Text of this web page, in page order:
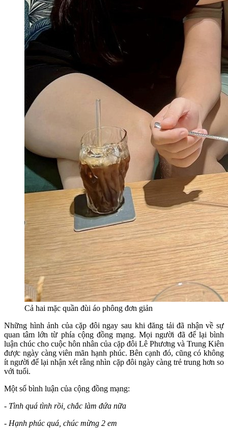
Cả hai mặc quần đùi áo phông đơn giản
Những hình ảnh của cặp đôi ngay sau khi đăng tải đã nhận về sự
quan tâm lớn từ phía cộng đồng mạng. Mọi người đã để lại bình
luận chúc cho cuộc hôn nhân của cặp đôi Lê Phương và Trung Kiên
được ngày càng viên mãn hạnh phúc. Bên cạnh đó, cũng có không
ít người để lại nhận xét rằng nhìn cặp đôi ngày càng trẻ trung hơn so
với tuổi.
Một số bình luận của cộng đồng mạng:
- Tình quá tình rồi, chắc làm đứa nữa
- Hạnh phúc quá, chúc mừng 2 em